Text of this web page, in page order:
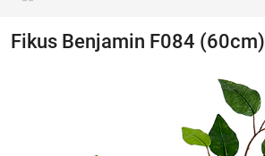
Fikus Benjamin F084 (60cm)